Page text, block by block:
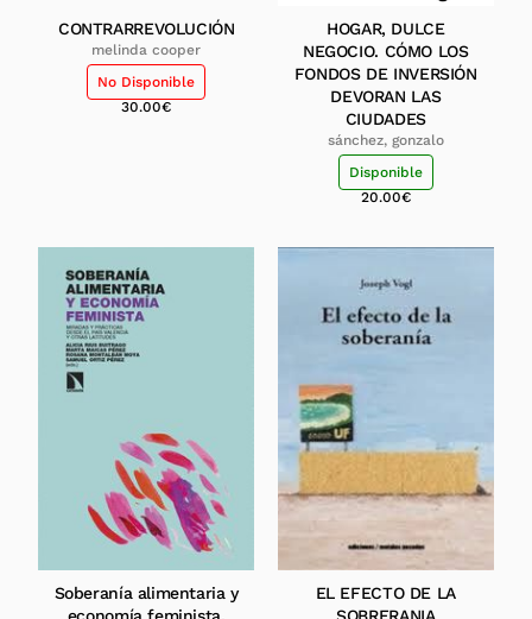
CONTRARREVOLUCIÓN
melinda cooper
No Disponible
30.00€
HOGAR, DULCE
NEGOCIO. CÓMO LOS
FONDOS DE INVERSIÓN
DEVORAN LAS
CIUDADES
sánchez, gonzalo
Disponible
20.00€
Soberanía alimentaria y
EL EFECTO DE LA